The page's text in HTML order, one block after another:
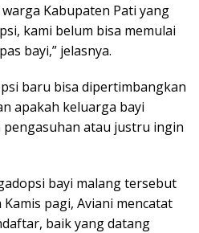
Kabupaten Pati yang
kami belum bisa memulai
bayi,” jelasnya.
baru bisa dipertimbangkan
apakah keluarga bayi
atau justru ingin
bayi malang tersebut
pagi, Aviani mencatat
baik yang datang